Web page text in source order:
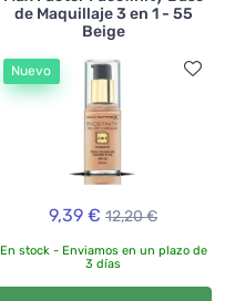
de Maquillaje 3 en 1 - 55
Beige
Nuevo
9,39 € 12,20 €
En stock - Enviamos en un plazo de
3 días